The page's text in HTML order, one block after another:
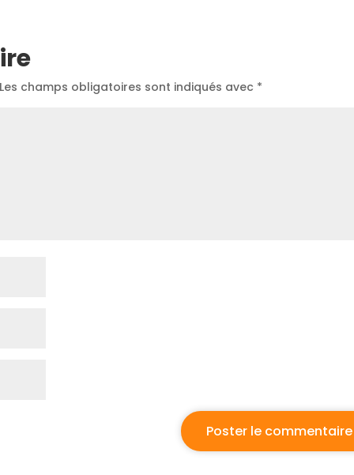
Les champs obligatoires sont indiqués avec *